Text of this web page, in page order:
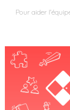
Pour aider